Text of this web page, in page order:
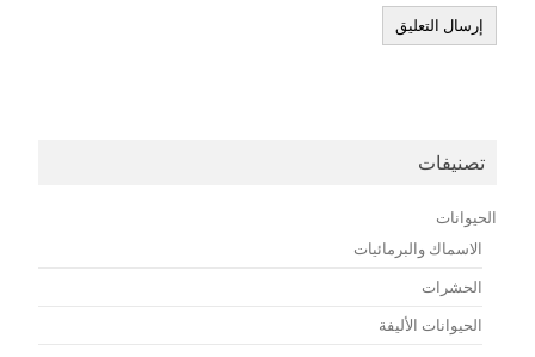
تصنيفات
الحيوانات
الاسماك والبرمائيات
الحشرات
الحيوانات الأليفة